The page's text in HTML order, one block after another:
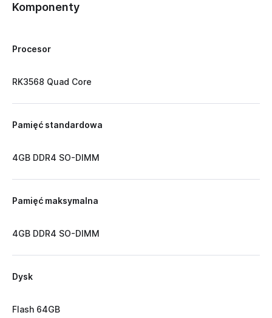
Komponenty
Procesor
RK3568 Quad Core
Pamięć standardowa
4GB DDR4 SO-DIMM
Pamięć maksymalna
4GB DDR4 SO-DIMM
Dysk
Flash 64GB